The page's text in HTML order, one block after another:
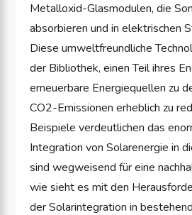
Metalloxid-Glasmodulen, die
absorbieren und in elektrischen
Diese umweltfreundliche
der Bibliothek, einen Teil ihres
erneuerbare Energiequellen zu
CO2-Emissionen erheblich zu
Beispiele verdeutlichen das
Integration von Solarenergie in
sind wegweisend für eine
wie sieht es mit den
der Solarintegration in